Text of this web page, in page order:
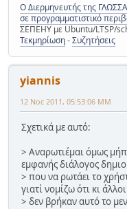
Ο Διερμηνευτής της
σε προγραμματιστικό
ΣΕΠΕΗΥ με Ubuntu/LTSP/
Τεκμηρίωση-Συζητήσεις
yiannis
12 Νοε 2011, 05:53:06 ΜΜ
Σχετικά με αυτό:
> Αναρωτιέμαι όμως
εμφανής διάλογος
> που να ρωτάει το
γιατί νομίζω ότι κι άλλοι
> δεν βρήκαν αυτό το